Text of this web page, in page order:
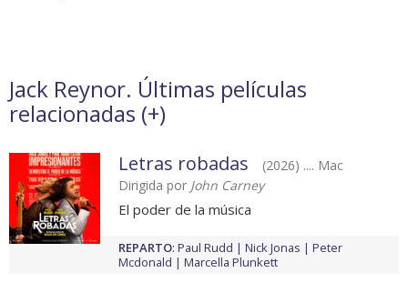
Jack Reynor. Últimas películas
relacionadas (+)
Letras robadas
(2026) .... Mac
Dirigida por John Carney
El poder de la música
REPARTO: Paul Rudd Nick Jonas
Peter
Mcdonald
Marcella Plunkett